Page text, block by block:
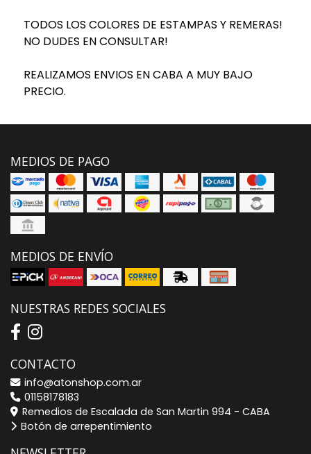
TODOS LOS COLORES DE ESTAMPAS Y REMERAS!
NO DUDES EN CONSULTAR!
REALIZAMOS ENVIOS EN CABA A MUY BAJO
PRECIO.
MEDIOS DE PAGO
MEDIOS DE ENVÍO
NUESTRAS REDES SOCIALES
CONTACTO
info@atonshop.com.ar
01158178183
Remedios de Escalada de San Martin 994 - CABA
Botón de arrepentimiento